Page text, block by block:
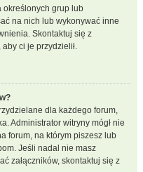
określonych grup lub
na nich lub wykonywać inne
Skontaktuj się z
ci je przydzielił.
dla każdego forum,
Administrator witryny mógł nie
forum, na którym piszesz lub
Jeśli nadal nie masz
załączników, skontaktuj się z